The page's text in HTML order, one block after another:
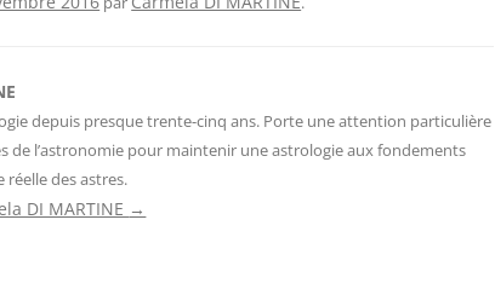
depuis presque trente-cinq ans. Porte une attention particulière
de l’astronomie pour maintenir une astrologie aux fondements
réelle des astres.
DI MARTINE →